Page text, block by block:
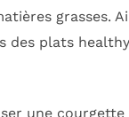
grasses.
des plats
une courgette